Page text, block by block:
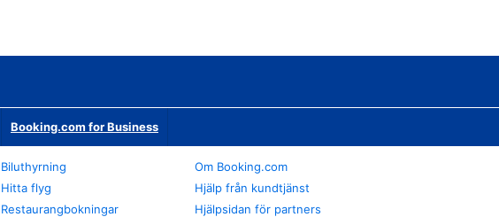
Booking.com for Business
Biluthyrning
Hitta flyg
Restaurangbokningar
Om Booking.com
Hjälp från kundtjänst
Hjälpsidan för partners